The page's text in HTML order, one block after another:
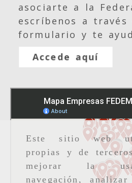
Este sitio web
propias y de
mejorar la
navegación,
asociarte a la
escríbenos a través
formulario y te
Accede aquí